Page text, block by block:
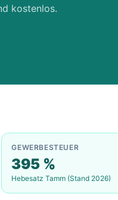
kostenlos.
GEWERBESTEUER
395 %
HebesatzTamm (Stand 2026)